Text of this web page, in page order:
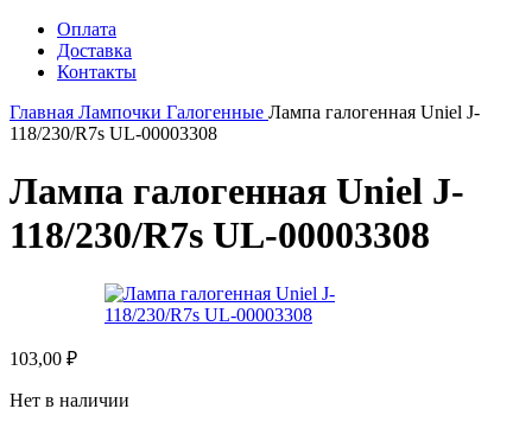
Оплата
Доставка
Контакты
Главная Лампочки Галогенные Лампа галогенная Uniel J-
118/230/R7s UL-00003308
Лампа галогенная Uniel J-
118/230/R7s UL-00003308
103,00 ₽
Нет в наличии